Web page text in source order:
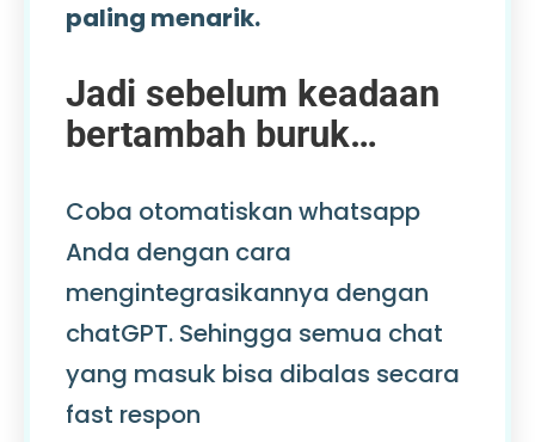
paling menarik.
Jadi sebelum keadaan
bertambah buruk…
Coba otomatiskan whatsapp
Anda dengan cara
mengintegrasikannya dengan
chatGPT. Sehingga semua chat
yang masuk bisa dibalas secara
fast respon